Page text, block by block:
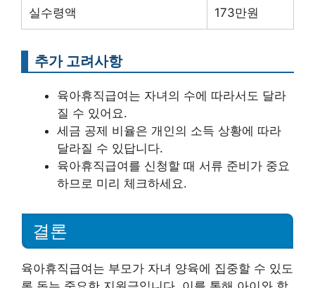
실수령액 173만원
추가 고려사항
육아휴직급여는 자녀의 수에 따라서도 달라
질 수 있어요.
세금 공제 비율은 개인의 소득 상황에 따라
달라질 수 있답니다.
육아휴직급여를 신청할 때 서류 준비가 중요
하므로 미리 체크하세요.
결론
육아휴직급여는 부모가 자녀 양육에 집중할 수 있도